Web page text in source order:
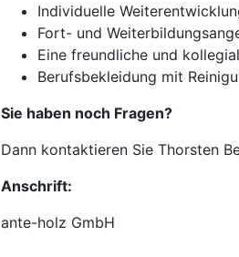
Individuelle
Fort- und
Eine freundliche und
Berufsbekleidung mit
Sie haben noch Fragen?
Dann kontaktieren Sie Thorsten
Anschrift:
ante-holz GmbH